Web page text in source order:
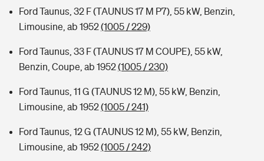
Ford Taunus, 32 F (TAUNUS 17 M P7), 55 kW, Benzin,
Limousine, ab 1952(1005 / 229)
Ford Taunus, 33 F (TAUNUS 17 M COUPE), 55 kW,
Benzin, Coupe, ab 1952(1005 / 230)
Ford Taunus, 11 G (TAUNUS 12 M), 55 kW, Benzin,
Limousine, ab 1952(1005 / 241)
Ford Taunus, 12 G (TAUNUS 12 M), 55 kW, Benzin,
Limousine, ab 1952(1005 / 242)